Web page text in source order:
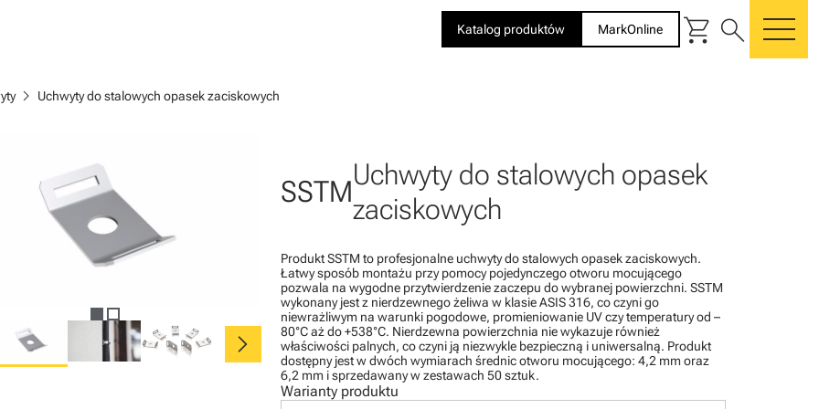
Katalog produktów MarkOnline shopping_cart search
chevron_right Uchwyty do stalowych opasek zaciskowych
chevron_right
SSTMUchwyty do stalowych opasek
zaciskowych
Produkt SSTM to profesjonalne uchwyty do stalowych opasek zaciskowych.
Łatwy sposób montażu przy pomocy pojedynczego otworu mocującego
pozwala na wygodne przytwierdzenie zaczepu do wybranej powierzchni. SSTM
wykonany jest z nierdzewnego żeliwa w klasie ASIS 316, co czyni go
niewrażliwym na warunki pogodowe, promieniowanie UV czy temperatury od –
80°C aż do +538°C. Nierdzewna powierzchnia nie wykazuje również
właściwości palnych, co czyni ją niezwykle bezpieczną i uniwersalną. Produkt
dostępny jest w dwóch wymiarach średnic otworu mocującego: 4,2 mm oraz
6,2 mm i sprzedawany w zestawach 50 sztuk.
Warianty produktu